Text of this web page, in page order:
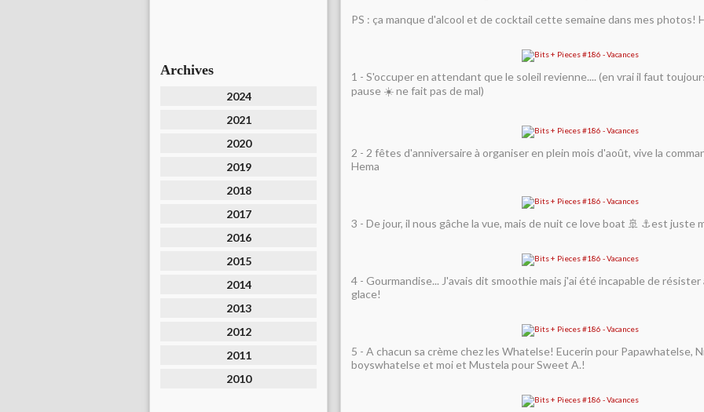
Archives
2024
2021
2020
2019
2018
2017
2016
2015
2014
2013
2012
2011
2010
PS : ça manque d'alcool et de cocktail cette semaine dans mes photos!
1 - S'occuper en attendant que le soleil revienne.... (en vrai il faut
pause ☀️ ne fait pas de mal)
2 - 2 fêtes d'anniversaire à organiser en plein mois d'août, vive la
Hema
3 - De jour, il nous gâche la vue, mais de nuit ce love boat 🚢 ⚓️est juste
4 - Gourmandise... J'avais dit smoothie mais j'ai été incapable de
glace!
5 - A chacun sa crème chez les Whatelse! Eucerin pour Papawhatelse,
boyswhatelse et moi et Mustela pour Sweet A.!